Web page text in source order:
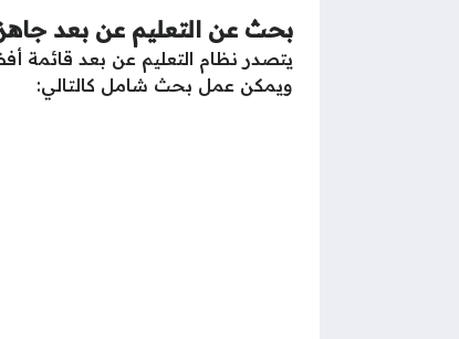
بحث عن التعليم عن بعد
يتصدر نظام التعليم عن بعد قائمة
ويمكن عمل بحث شامل كالتالي: